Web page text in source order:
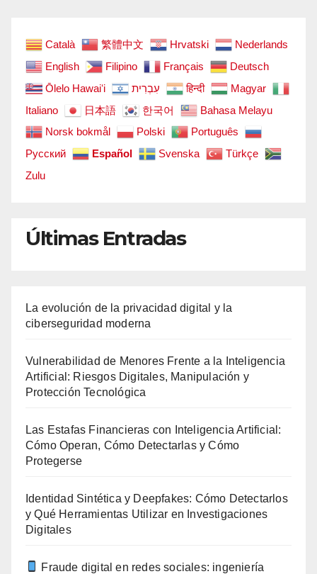
Català 繁體中文 Hrvatski
Nederlands
English
Filipino Français
Deutsch
Ōlelo Hawaiʻi
עִבְרִית हिन्दी
Magyar
Italiano
日本語 한국어
Bahasa Melayu
Norsk bokmål
Polski
Português
Русский
Español Svenska
Türkçe
Zulu
Últimas Entradas
La evolución de la privacidad digital y la
ciberseguridad moderna
Vulnerabilidad de Menores Frente a la Inteligencia
Artificial: Riesgos Digitales, Manipulación y
Protección Tecnológica
Las Estafas Financieras con Inteligencia Artificial:
Cómo Operan, Cómo Detectarlas y Cómo
Protegerse
Identidad Sintética y Deepfakes: Cómo Detectarlos
y Qué Herramientas Utilizar en Investigaciones
Digitales
Fraude digital en redes sociales: ingeniería